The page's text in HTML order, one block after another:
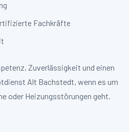
Fachkräfte
Zuverlässigkeit und einen
Alt Bachstedt, wenn es um
oder Heizungsstörungen geht.